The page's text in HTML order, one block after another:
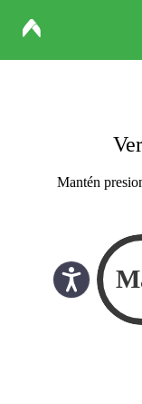
Mantén